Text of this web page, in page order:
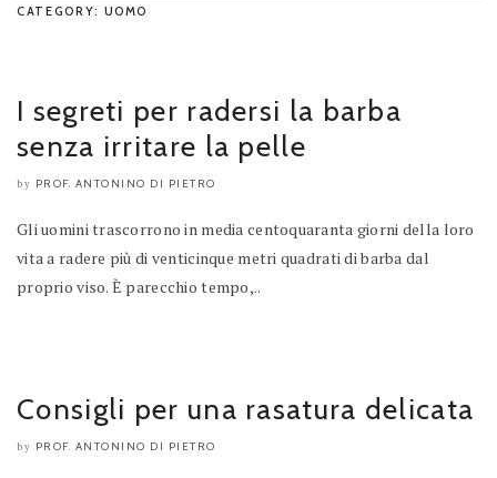
CATEGORY: UOMO
I segreti per radersi la barba
senza irritare la pelle
by PROF. ANTONINO DI PIETRO
Gli uomini trascorrono in media centoquaranta giorni della loro
vita a radere più di venticinque metri quadrati di barba dal
proprio viso. È parecchio tempo,..
Consigli per una rasatura delicata
by PROF. ANTONINO DI PIETRO